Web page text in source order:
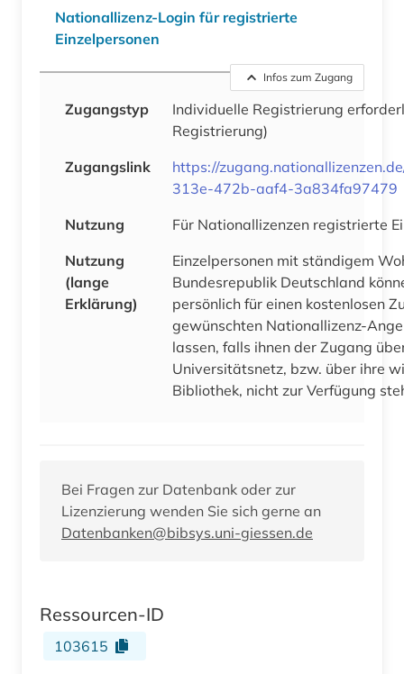
Nationallizenz-Login für registrierte
Einzelpersonen
Infos zum Zugang
Zugangstyp
Individuelle Registrierung
Registrierung)
Zugangslink
https://
313e-472b-aaf4-3a834fa97479
Nutzung
Für Nationallizenzen registrierte
Nutzung
(lange
Erklärung)
Einzelpersonen mit ständigem
Bundesrepublik Deutschland
persönlich für einen kostenlosen
gewünschten Nationallizenz-
lassen, falls ihnen der Zugang
Universitätsnetz, bzw. über ihre
Bibliothek, nicht zur Verfügung
Bei Fragen zur Datenbank oder zur
Lizenzierung wenden Sie sich gerne an
Datenbanken@bibsys.uni-giessen.de
Ressourcen-ID
103615